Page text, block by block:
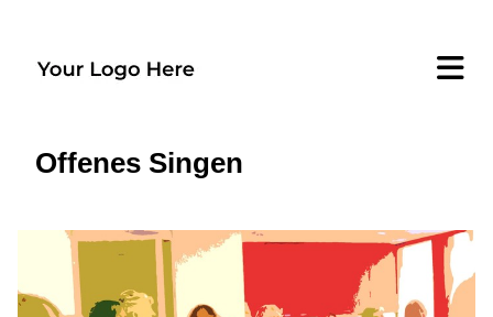
Offenes Singen